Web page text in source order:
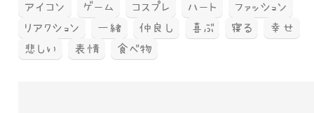
アイコン
ゲーム コスプレ ハート
ファッション
リアクション
一緒 仲良し 喜ぶ 寝る
幸せ
悲しい
表情 食べ物